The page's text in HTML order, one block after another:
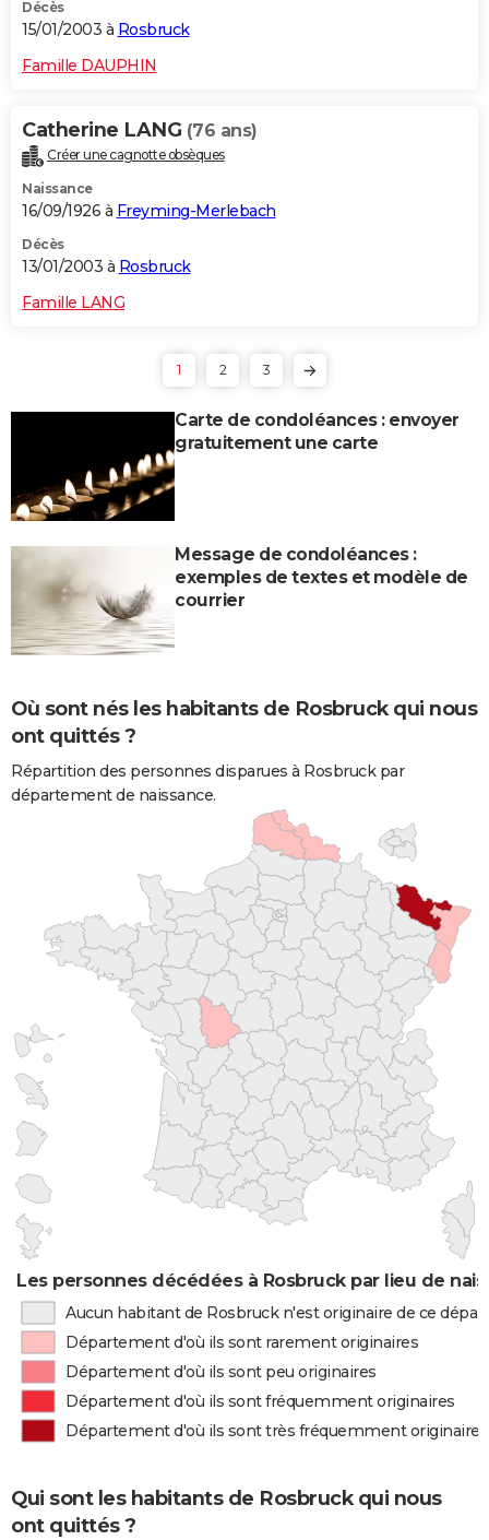
Décès
15/01/2003 à Rosbruck
Famille DAUPHIN
Catherine LANG (76 ans)
Créer une cagnotte obsèques
Naissance
16/09/1926 à Freyming-Merlebach
Décès
13/01/2003 à Rosbruck
Famille LANG
1 2 3
Carte de condoléances : envoyer
gratuitement une carte
Message de condoléances :
exemples de textes et modèle de
courrier
Où sont nés les habitants de Rosbruck qui nous
ont quittés ?
Répartition des personnes disparues à Rosbruck par
département de naissance.
Les personnes décédées à Rosbruck par lieu de
Aucun habitant de Rosbruck n'est originaire de ce
Département d'où ils sont rarement originaires
Département d'où ils sont peu originaires
Département d'où ils sont fréquemment originaires
Département d'où ils sont très fréquemment originaires
Qui sont les habitants de Rosbruck qui nous
ont quittés ?